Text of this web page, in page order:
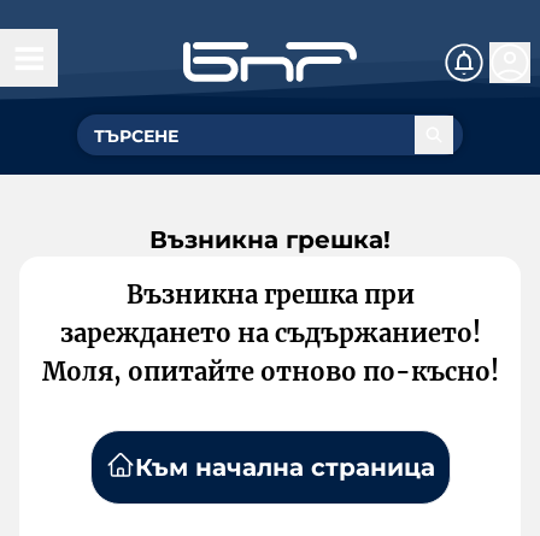
Възникна грешка!
Възникна грешка при
зареждането на съдържанието!
Моля, опитайте отново по-късно!
Към начална страница